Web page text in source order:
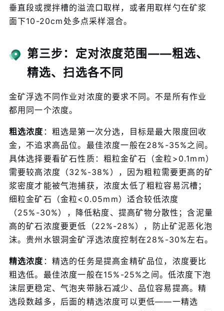
垂直段或搅拌槽的溢流口取样，或者用取样勺在矿浆
面下10-20cm处多点采样混合。
第三步：定对浓度范围——粗选、
精选、扫选各不同
金矿浮选不同作业对浓度的要求不同。不是所有作业
都用同一个浓度。
粗选浓度 ：粗选是第一次分选，目标是最大限度回收
金，不追求高品位。最佳浓度一般在28%-35%之间。
具体选择要看矿石性质：粗粒金矿石（金粒>0.1mm）
需要较高浓度（32%-38%），因为粗粒需要更高的矿
浆密度才能被气泡捕获，浓度太低了粗粒容易沉槽；
细粒金矿石（金粒<0.05mm）适合较低浓度
（25%-30%），降低粘度、提高矿物分散性；含泥量
高的矿石浓度要更低（22%-28%），防止矿泥恶化泡
沫。贵州水银洞金矿浮选浓度控制在28%-30%左右。
精选浓度 ：精选的任务是提高金精矿品位，浓度要比
粗选低。最佳浓度一般在15%-25%之间。低浓度下泡
沫层更稳定、气泡夹带脉石减少、品位容易提高。精
选段数越多，后面的精选浓度可以更低——一精选